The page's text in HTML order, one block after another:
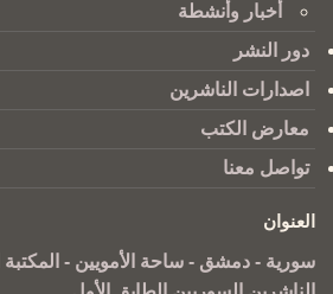
أخبار وأنشطة
دور النشر
اصدارات الناشرين
معارض الكتب
تواصل معنا
العنوان
سورية - دمشق - ساحة الأمويين - المكتبة